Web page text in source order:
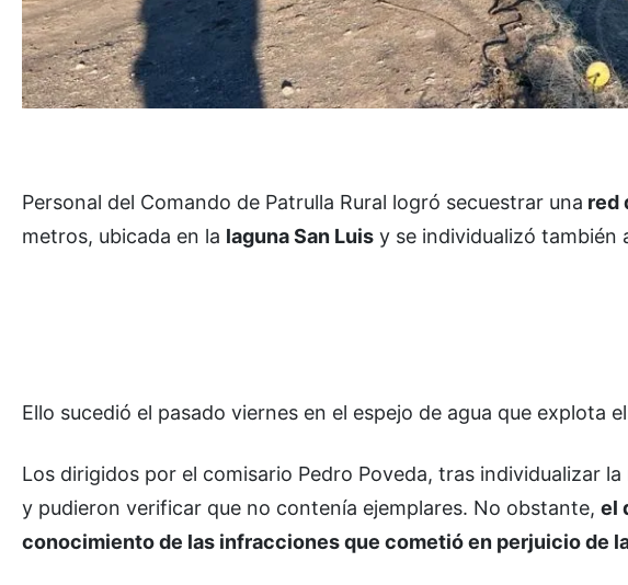
Personal del Comando de Patrulla Rural logró secuestrar una red
metros, ubicada en la laguna San Luis y se individualizó también
Ello sucedió el pasado viernes en el espejo de agua que explota
Los dirigidos por el comisario Pedro Poveda, tras individualizar
y pudieron verificar que no contenía ejemplares. No obstante, el
conocimiento de las infracciones que cometió en perjuicio de